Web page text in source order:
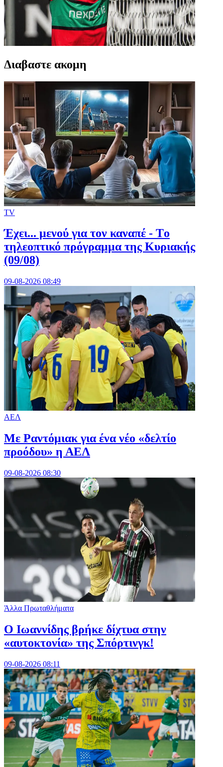
Διαβαστε ακομη
TV
Έχει... μενού για τον καναπέ - Tο
τηλεοπτικό πρόγραμμα της Κυριακής
(09/08)
09-08-2026 08:49
ΑΕΛ
Με Ραντόμιακ για ένα νέο «δελτίο
προόδου» η ΑΕΛ
09-08-2026 08:30
Άλλα Πρωταθλήματα
Ο Ιωαννίδης βρήκε δίχτυα στην
«αυτοκτονία» της Σπόρτινγκ!
09-08-2026 08:11